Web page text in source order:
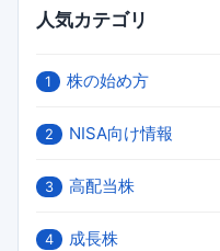
人気カテゴリ
1 株の始め方
2 NISA向け情報
3 高配当株
4 成長株